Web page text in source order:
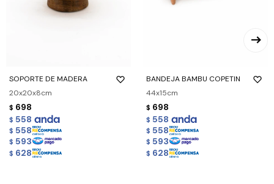
SOPORTE DE MADERA
20x20x8cm
$ 698
$ 558
$ 558
$ 593
$ 628
BANDEJA BAMBU COPETIN
44x15cm
$ 698
$ 558
$ 558
$ 593
$ 628